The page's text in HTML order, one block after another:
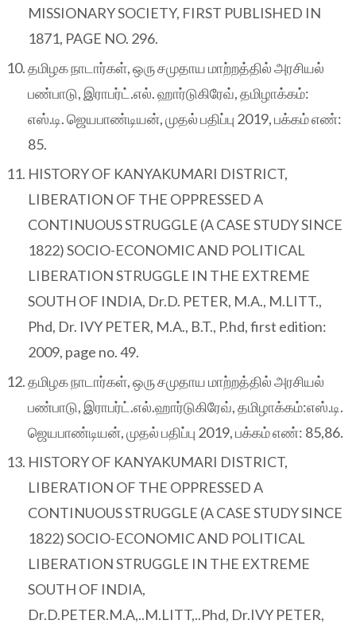
MISSIONARY SOCIETY, FIRST PUBLISHED IN
1871, PAGE NO. 296.
தமிழக நாடார்கள், ஒரு சமுதாய மாற்றத்தில் அரசியல்
பண்பாடு, இராபர்ட்.எல். ஹார்டுகிரேவ், தமிழாக்கம்:
எஸ்.டி. ஜெயபாண்டியன், முதல் பதிப்பு 2019, பக்கம் எண்:
85.
HISTORY OF KANYAKUMARI DISTRICT,
LIBERATION OF THE OPPRESSED A
CONTINUOUS STRUGGLE (A CASE STUDY SINCE
1822) SOCIO-ECONOMIC AND POLITICAL
LIBERATION STRUGGLE IN THE EXTREME
SOUTH OF INDIA, Dr.D. PETER, M.A., M.LITT.,
Phd, Dr. IVY PETER, M.A., B.T., P.hd, first edition:
2009, page no. 49.
தமிழக நாடார்கள், ஒரு சமுதாய மாற்றத்தில் அரசியல்
பண்பாடு, இராபர்ட்.எல்.ஹார்டுகிரேவ், தமிழாக்கம்:எஸ்.டி.
ஜெயபாண்டியன், முதல் பதிப்பு 2019, பக்கம் எண்: 85,86.
HISTORY OF KANYAKUMARI DISTRICT,
LIBERATION OF THE OPPRESSED A
CONTINUOUS STRUGGLE (A CASE STUDY SINCE
1822) SOCIO-ECONOMIC AND POLITICAL
LIBERATION STRUGGLE IN THE EXTREME
SOUTH OF INDIA,
Dr.D.PETER.M.A,..M.LITT,..Phd, Dr.IVY PETER,